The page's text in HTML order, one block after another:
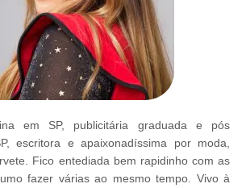
em SP, publicitária graduada e pós
escritora e apaixonadíssima por moda,
Fico entediada bem rapidinho com as
fazer várias ao mesmo tempo. Vivo à